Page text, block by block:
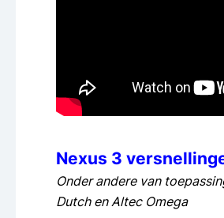
Nexus 3
Onder andere van
Dutch en Altec Omega